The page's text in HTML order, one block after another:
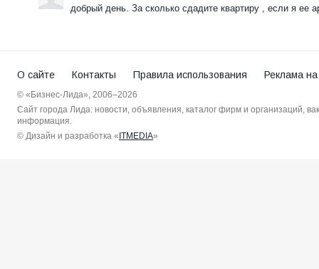
добрый день. За сколько сдадите квартиру , если я ее
О сайте Контакты Правила использования Реклама
© «Бизнес-Лида», 2006–2026
Сайт города Лида: новости, объявления, каталог фирм и организаций,
информация.
© Дизайн и разработка « ITMEDIA»